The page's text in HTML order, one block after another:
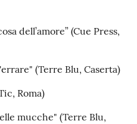
dell’amore” (Cue Press,
(Terre Blu, Caserta)
Roma)
mucche" (Terre Blu,